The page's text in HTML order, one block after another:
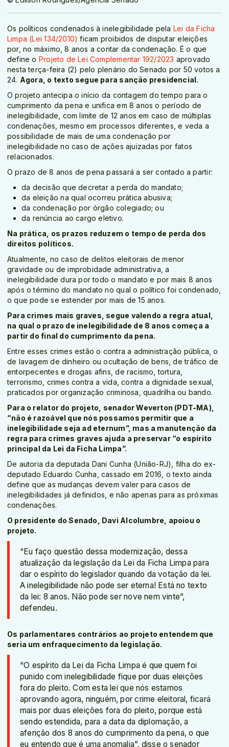
Os políticos condenados à inelegibilidade pela Lei da Ficha
Limpa (Lei 134/2010) ficam proibidos de disputar eleições
por, no máximo, 8 anos a contar da condenação. É o que
define o Projeto de Lei Complementar 192/2023 aprovado
nesta terça-feira (2) pelo plenário do Senado por 50 votos a
24. Agora, o texto segue para sanção presidencial.
O projeto antecipa o início da contagem do tempo para o
cumprimento da pena e unifica em 8 anos o período de
inelegibilidade, com limite de 12 anos em caso de múltiplas
condenações, mesmo em processos diferentes, e veda a
possibilidade de mais de uma condenação por
inelegibilidade no caso de ações ajuizadas por fatos
relacionados.
O prazo de 8 anos de pena passará a ser contado a partir:
da decisão que decretar a perda do mandato;
da eleição na qual ocorreu prática abusiva;
da condenação por órgão colegiado; ou
da renúncia ao cargo eletivo.
Na prática, os prazos reduzem o tempo de perda dos
direitos políticos.
Atualmente, no caso de delitos eleitorais de menor
gravidade ou de improbidade administrativa, a
inelegibilidade dura por todo o mandato e por mais 8 anos
após o término do mandato no qual o político foi condenado,
o que pode se estender por mais de 15 anos.
Para crimes mais graves, segue valendo a regra atual,
na qual o prazo de inelegibilidade de 8 anos começa a
partir do final do cumprimento da pena.
Entre esses crimes estão o contra a administração pública, o
de lavagem de dinheiro ou ocultação de bens, de tráfico de
entorpecentes e drogas afins, de racismo, tortura,
terrorismo, crimes contra a vida, contra a dignidade sexual,
praticados por organização criminosa, quadrilha ou bando.
Para o relator do projeto, senador Weverton (PDT-MA),
“não é razoável que nós possamos permitir que a
inelegibilidade seja ad eternum”, mas a manutenção da
regra para crimes graves ajuda a preservar “o espírito
principal da Lei da Ficha Limpa”.
De autoria da deputada Dani Cunha (União-RJ), filha do ex-
deputado Eduardo Cunha, cassado em 2016, o texto ainda
define que as mudanças devem valer para casos de
inelegibilidades já definidos, e não apenas para as próximas
condenações.
O presidente do Senado, Davi Alcolumbre, apoiou o
projeto.
“Eu faço questão dessa modernização, dessa
atualização da legislação da Lei da Ficha Limpa para
dar o espírito do legislador quando da votação da lei.
A inelegibilidade não pode ser eterna! Está no texto
da lei: 8 anos. Não pode ser nove nem vinte”,
defendeu.
Os parlamentares contrários ao projeto entendem que
seria um enfraquecimento da legislação.
“O espírito da Lei da Ficha Limpa é que quem foi
punido com inelegibilidade fique por duas eleições
fora do pleito. Com esta lei que nós estamos
aprovando agora, ninguém, por crime eleitoral, ficará
mais por duas eleições fora do pleito, porque está
sendo estendida, para a data da diplomação, a
aferição dos 8 anos do cumprimento da pena, o que
eu entendo que é uma anomalia”, disse o senador